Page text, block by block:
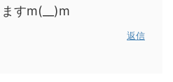
すm(__)m
返信